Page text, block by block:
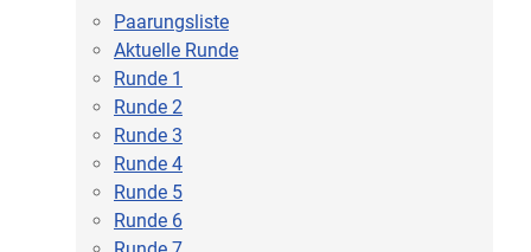
Paarungsliste
Aktuelle Runde
Runde 1
Runde 2
Runde 3
Runde 4
Runde 5
Runde 6